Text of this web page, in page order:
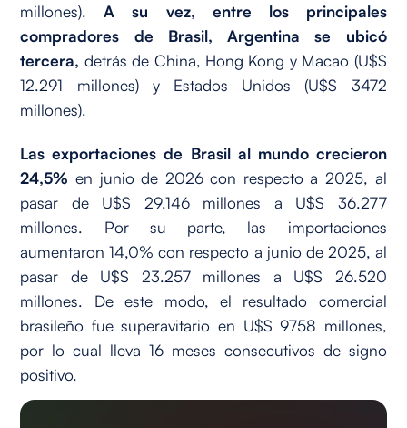
millones).A su vez, entre los principales
compradores de Brasil, Argentina se ubicó
tercera, detrás de China, Hong Kong y Macao (U$S
12.291 millones) y Estados Unidos (U$S 3472
millones).
Las exportaciones de Brasil al mundo crecieron
24,5% en junio de 2026 con respecto a 2025, al
pasar de U$S 29.146 millones a U$S 36.277
millones. Por su parte, las importaciones
aumentaron 14,0% con respecto a junio de 2025, al
pasar de U$S 23.257 millones a U$S 26.520
millones. De este modo, el resultado comercial
brasileño fue superavitario en U$S 9758 millones,
por lo cual lleva 16 meses consecutivos de signo
positivo.